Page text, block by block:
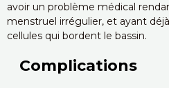
avoir un problème médical
menstruel irrégulier, et ayant
cellules qui bordent le bassin.
Complications